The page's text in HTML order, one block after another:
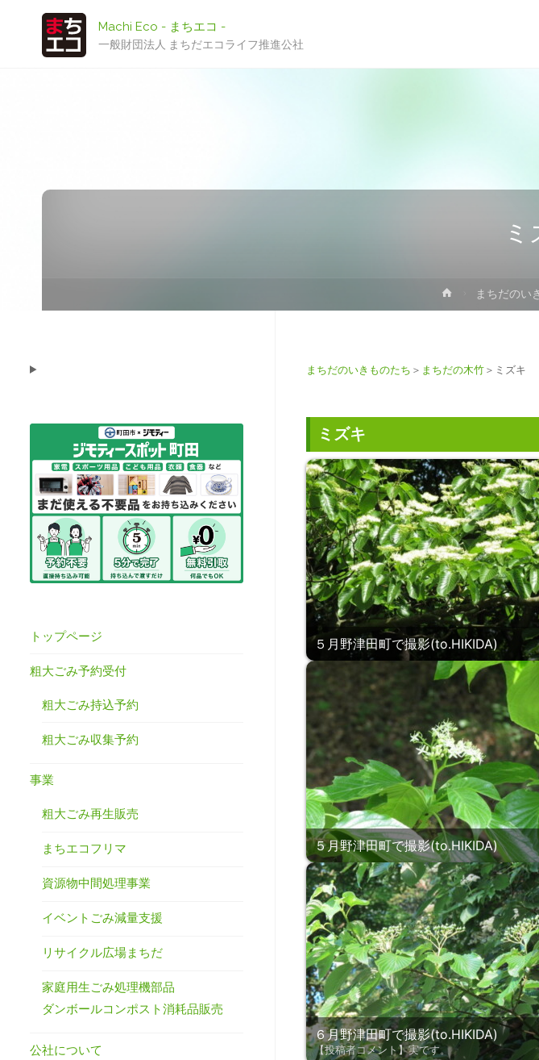
Machi Eco - まちエコ -
一般財団法人 まちだエコライフ推進公社
ミ
ー
まちだのい
まちだのいきものたち ＞ まちだの木竹＞ミズキ
ミズキ
５月野津田町で撮影(to.HIKIDA)
５月野津田町で撮影(to.HIKIDA)
６月野津田町で撮影(to.HIKIDA)
【投稿者コメント】実です。
トップページ
粗大ごみ予約受付
粗大ごみ持込予約
粗大ごみ収集予約
事業
粗大ごみ再生販売
まちエコフリマ
資源物中間処理事業
イベントごみ減量支援
リサイクル広場まちだ
家庭用生ごみ処理機部品
ダンボールコンポスト消耗品販売
公社について